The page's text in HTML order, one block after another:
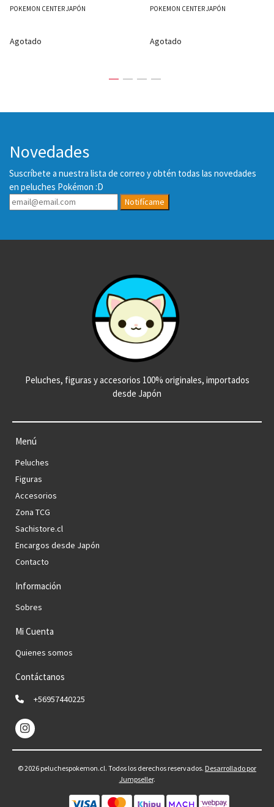
POKEMON CENTER JAPÓN
Agotado
POKEMON CENTER JAPÓN
Agotado
Novedades
Suscríbete a nuestra lista de correo y obtén todas las novedades
en peluches Pokémon :D
Notifícame
Peluches, figuras y accesorios 100% originales, importados
desde Japón
Menú
Peluches
Figuras
Accesorios
Zona TCG
Sachistore.cl
Encargos desde Japón
Contacto
Información
Sobres
Mi Cuenta
Quienes somos
Contáctanos
+56957440225
© 2026 peluchespokemon.cl. Todos los derechos reservados. Desarrollado por
Jumpseller.